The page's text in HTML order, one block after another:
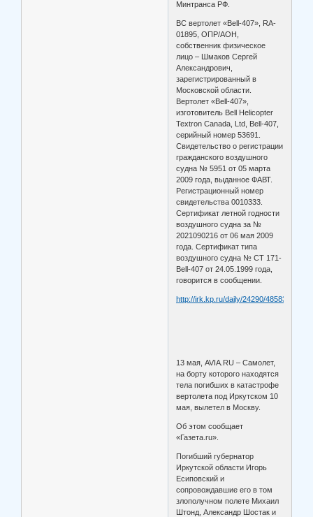
Минтранса РФ.
ВС вертолет «Bell-407», RA-
01895, ОПР/АОН,
собственник физическое
лицо – Шмаков Сергей
Александрович,
зарегистрированный в
Московской области.
Вертолет «Bell-407»,
изготовитель Bell Helicopter
Textron Canada, Ltd, Bell-407,
серийный номер 53691.
Свидетельство о регистрации
гражданского воздушного
судна № 5951 от 05 марта
2009 года, выданное ФАВТ.
Регистрационный номер
свидетельства 0010333.
Сертификат летной годности
воздушного судна за №
2021090216 от 06 мая 2009
года. Сертификат типа
воздушного судна № СТ 171-
Bell-407 от 24.05.1999 года,
говорится в сообщении.
http://irk.kp.ru/daily/24290/485833/
13 мая, AVIA.RU – Самолет,
на борту которого находятся
тела погибших в катастрофе
вертолета под Иркутском 10
мая, вылетел в Москву.
Об этом сообщает
«Газета.ru».
Погибший губернатор
Иркутской области Игорь
Есиповский и
сопровождавшие его в том
злополучном полете Михаил
Штонд, Александр Шостак и